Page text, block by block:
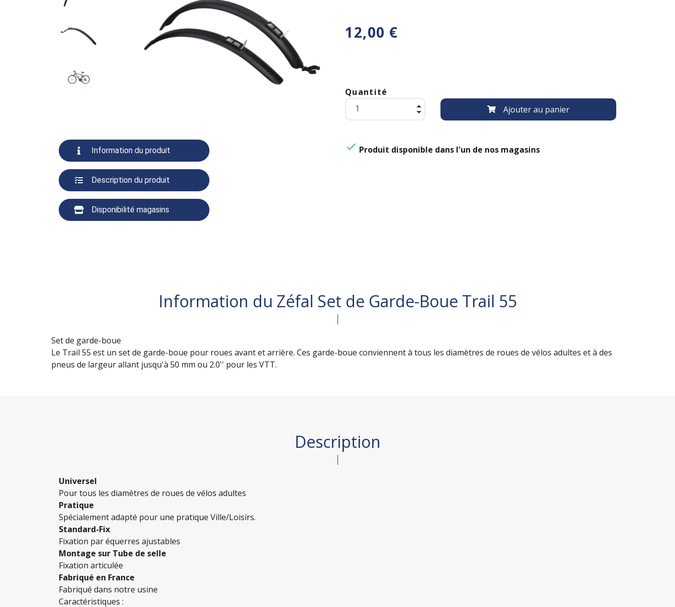
Information du produit
Description du produit
Disponibilité magasins
12,00 €
Quantité
Ajouter au panier
 Produit disponible dans l'un de nos magasins
Information du Zéfal Set de Garde-Boue Trail 55
Set de garde-boue
Le Trail 55 est un set de garde-boue pour roues avant et arrière. Ces garde-boue conviennent à tous les diamètres de roues de vélos adultes et à des
pneus de largeur allant jusqu'à 50 mm ou 2.0'' pour les VTT.
Description
Universel
Pour tous les diamètres de roues de vélos adultes
Pratique
Spécialement adapté pour une pratique Ville/Loisirs.
Standard-Fix
Fixation par équerres ajustables
Montage sur Tube de selle
Fixation articulée
Fabriqué en France
Fabriqué dans notre usine
Caractéristiques :